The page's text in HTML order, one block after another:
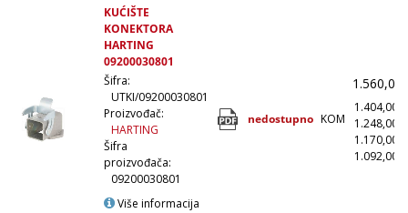
KUĆIŠTE
KONEKTORA
HARTING
09200030801
Šifra:
UTKI/09200030801
Proizvođač:
HARTING
Šifra
proizvođača:
09200030801
Više informacija
nedostupno KOM
1.560,00
1.404,00
1.248,00
1.170,00
1.092,00